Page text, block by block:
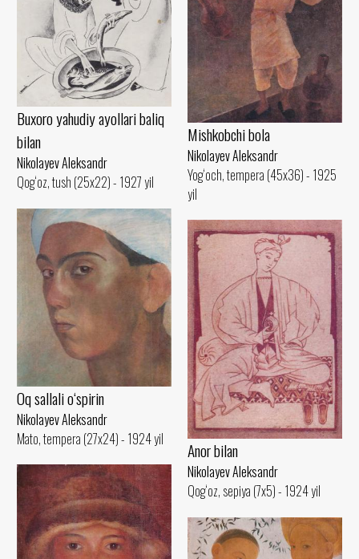
Buxoro yahudiy ayollari baliq
bilan
Nikolayev Aleksandr
Qog‘oz, tush (25x22) - 1927 yil
Mishkobchi bola
Nikolayev Aleksandr
Yog‘och, tempera (45x36) - 1925
yil
Oq sallali o‘spirin
Nikolayev Aleksandr
Mato, tempera (27x24) - 1924 yil
Anor bilan
Nikolayev Aleksandr
Qog‘oz, sepiya (7x5) - 1924 yil